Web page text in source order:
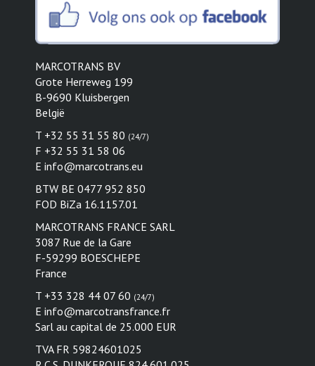
MARCOTRANS BV
Grote Herreweg 199
B-9690 Kluisbergen
België
T +32 55 31 55 80 (24/7)
F +32 55 31 58 06
E info@marcotrans.eu
BTW BE 0477 952 850
FOD BiZa 16.1157.01
MARCOTRANS FRANCE SARL
3087 Rue de la Gare
F-59299 BOESCHEPE
France
T +33 328 44 07 60 (24/7)
E info@marcotransfrance.fr
Sarl au capital de 25.000 EUR
TVA FR 59824601025